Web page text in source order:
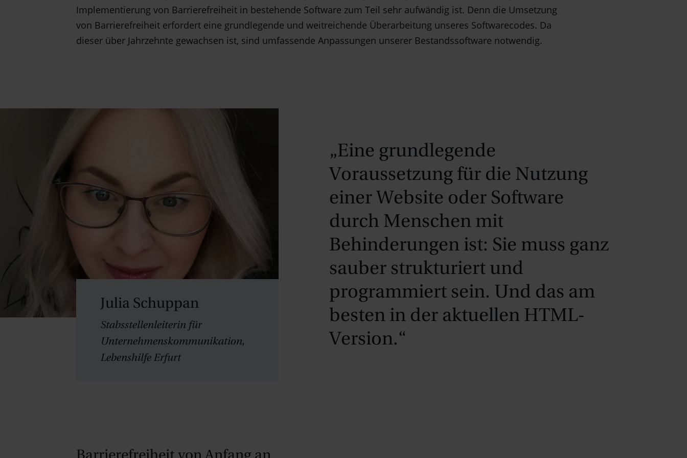
Implementierung von Barrierefreiheit in bestehende Software zum Teil sehr aufwändig ist. Denn die Umsetzung
von Barrierefreiheit erfordert eine grundlegende und weitreichende Überarbeitung unseres Softwarecodes. Da
dieser über Jahrzehnte gewachsen ist, sind umfassende Anpassungen unserer Bestandssoftware notwendig.
„Eine grundlegende
Voraussetzung für die Nutzung
einer Website oder Software
durch Menschen mit
Behinderungen ist: Sie muss ganz
sauber strukturiert und
programmiert sein. Und das am
besten in der aktuellen HTML-
Version.“
Julia Schuppan
Stabsstellenleiterin für
Unternehmenskommunikation,
Lebenshilfe Erfurt